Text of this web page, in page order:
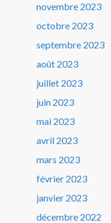
novembre 2023
octobre 2023
septembre 2023
août 2023
juillet 2023
juin 2023
mai 2023
avril 2023
mars 2023
février 2023
janvier 2023
décembre 2022